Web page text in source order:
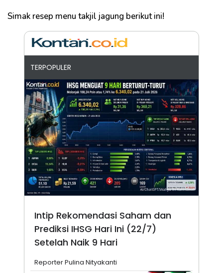
Simak resep menu takjil jagung berikut ini!
TERPOPULER
Intip Rekomendasi Saham dan
Prediksi IHSG Hari Ini (22/7)
Setelah Naik 9 Hari
Reporter Pulina Nityakanti